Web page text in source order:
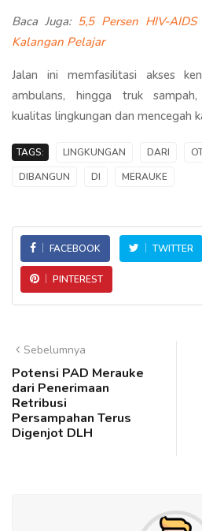
Baca Juga: 5,5 Persen HIV-
Kalangan Pelajar
Jalan ini memfasilitasi akses
ambulans, hingga truk sampah,
kualitas lingkungan dan mencegah
TAGS: LINGKUNGAN DARI
DIBANGUN
DI MERAUKE
FACEBOOK TWITTER
PINTEREST
Sebelumnya
Potensi PAD Merauke
dari Penerimaan
Retribusi
Persampahan Terus
Digenjot DLH